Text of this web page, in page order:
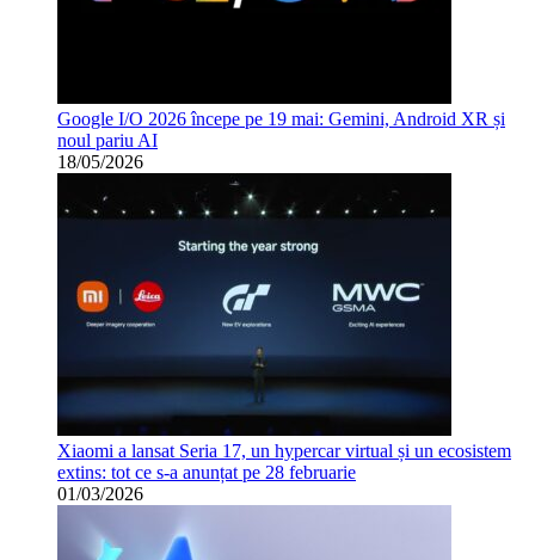
Google I/O 2026 începe pe 19 mai: Gemini, Android XR și
noul pariu AI
18/05/2026
Xiaomi a lansat Seria 17, un hypercar virtual și un ecosistem
extins: tot ce s-a anunțat pe 28 februarie
01/03/2026